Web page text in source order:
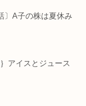
〕A子の株は夏休み
アイスとジュース